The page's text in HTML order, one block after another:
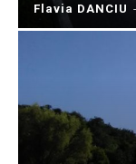
Flavia DANCIU -